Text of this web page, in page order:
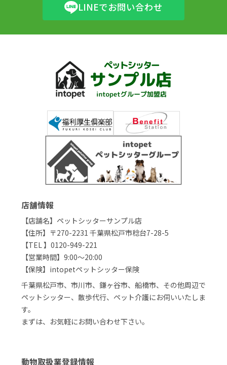
LINEでお問い合わせ
店舗情報
【店舗名】ペットシッターサンプル店
【住所】〒270-2231 千葉県松戸市稔台7-28-5
【TEL 】0120-949-221
【営業時間】9:00～20:00
【保険】intopetペットシッター保険
千葉県松戸市、市川市、鎌ヶ谷市、船橋市、その他周辺で
ペットシッター、散歩代行、ペット介護にお伺いいたしま
す。
まずは、お気軽にお問い合わせ下さい。
動物取扱業登録情報